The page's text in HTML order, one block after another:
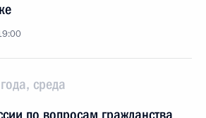
среда
по вопросам гражданства